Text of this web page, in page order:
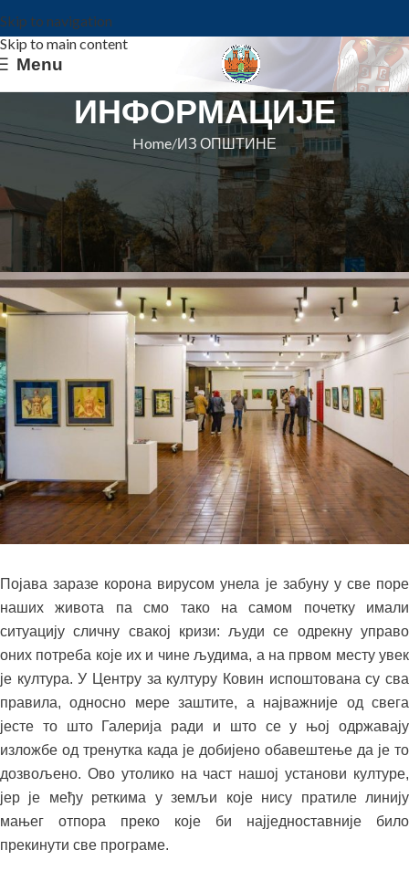
Skip to navigation
Skip to main content
Menu
ИНФОРМАЦИЈЕ
Home ИЗ ОПШТИНЕ
ИЗ ОПШТИНЕ
ХРАНА ЗА ДУШУ У ВРЕМЕ
ПАНДЕМИЈЕ
Општина КовинOn 15. avgust 2020.
Појава заразе корона вирусом унела је забуну у све поре
наших живота па смо тако на самом почетку имали
ситуацију сличну свакој кризи: људи се одрекну управо
оних потреба које их и чине људима, а на првом месту увек
је култура. У Центру за културу Ковин испоштована су сва
правила, односно мере заштите, а најважније од свега
јесте то што Галерија ради и што се у њој одржавају
изложбе од тренутка када је добијено обавештење да је то
дозвољено. Ово утолико на част нашој установи културе,
јер је међу реткима у земљи које нису пратиле линију
мањег отпора преко које би најједноставније било
прекинути све програме.